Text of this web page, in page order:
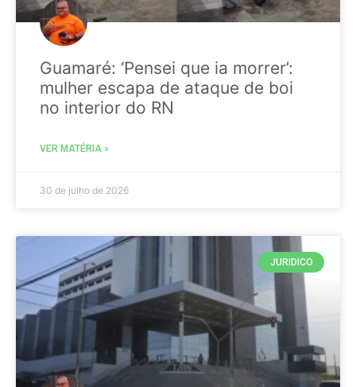
Guamaré: ‘Pensei que ia morrer’:
mulher escapa de ataque de boi
no interior do RN
VER MATÉRIA »
30 de julho de 2026
JURIDICO